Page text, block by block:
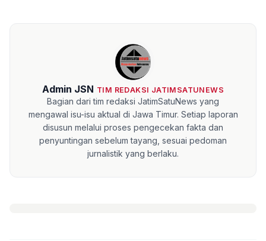
Admin JSN TIM REDAKSI JATIMSATUNEWS
Bagian dari tim redaksi JatimSatuNews yang
mengawal isu-isu aktual di Jawa Timur. Setiap laporan
disusun melalui proses pengecekan fakta dan
penyuntingan sebelum tayang, sesuai pedoman
jurnalistik yang berlaku.